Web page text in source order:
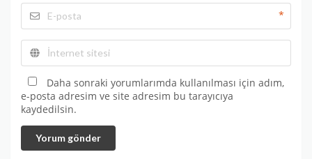
*
Daha sonraki yorumlarımda kullanılması için adım,
e-posta adresim ve site adresim bu tarayıcıya
kaydedilsin.
Yorum gönder